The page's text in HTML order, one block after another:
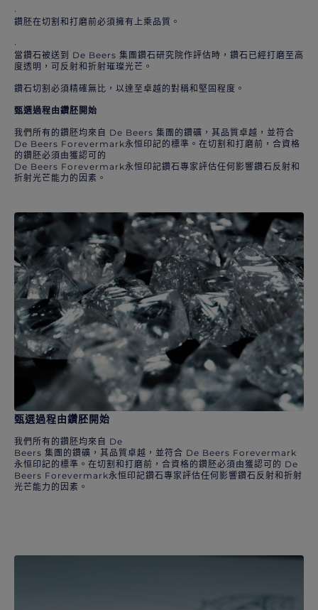
·
鑽胚在切割和打磨前必須擁有上乘品質。
·
當鑽石被送到 De Beers 集團鑽石研究院作評估時，鑽石已經打磨至高
度透明，可反射和折射璀璨光芒。
鑽石切割必須精確無比，以達至卓越的對稱和堅固程度。
甄選過程由鑽胚開始
我們所有的鑽胚均來自 De Beers 集團的鑽礦，其品質卓越，並符合
De Beers Forevermark永恒印記的標準。在切割和打磨前，合資格
的鑽胚必須由獲認可的
De Beers Forevermark永恒印記鑽石專家評估任何影響鑽石反射和
折射光芒能力的因素。
甄選過程由鑽胚開始
我們所有的鑽胚均來自 De
Beers 集團的鑽礦，其品質卓越，並符合 De Beers Forevermark
永恒印記的標準。在切割和打磨前，合資格的鑽胚必須由獲認可的 De
Beers Forevermark永恒印記鑽石專家評估任何影響鑽石反射和折射
光芒能力的因素。